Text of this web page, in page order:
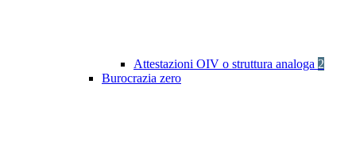
Attestazioni OIV o struttura analoga 2
Burocrazia zero